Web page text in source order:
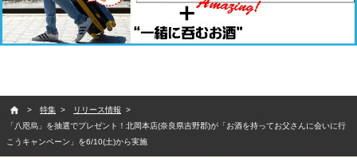
特集
リリース情報
「八咫烏」を抽選でプレゼント！北岡本店(奈良県吉野郡)が「お酒を持ってお父さんに会いに行
こうキャンペーン」を6/10(土)から実施